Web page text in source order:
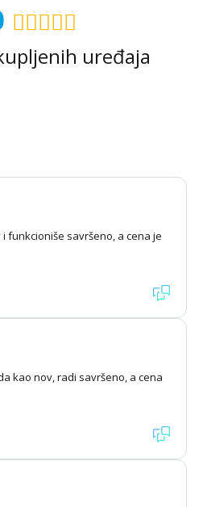
uređaja
funkcioniše savršeno, a cena je
kao nov, radi savršeno, a cena